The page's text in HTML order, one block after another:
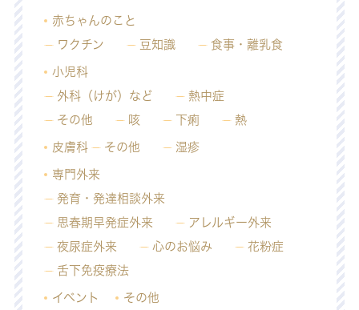
赤ちゃんのこと
ワクチン
豆知識 食事・離乳食
小児科
外科（けが）など
熱中症
その他
咳 下痢 熱
皮膚科 その他 湿疹
専門外来
発育・発達相談外来
思春期早発症外来
アレルギー外来
夜尿症外来
心のお悩み
花粉症
舌下免疫療法
イベント その他